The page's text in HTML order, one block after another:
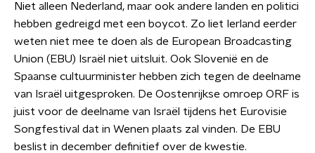
Niet alleen Nederland, maar ook andere landen en politici
hebben gedreigd met een boycot. Zo liet Ierland eerder
weten niet mee te doen als de European Broadcasting
Union (EBU) Israël niet uitsluit. Ook Slovenië en de
Spaanse cultuurminister hebben zich tegen de deelname
van Israël uitgesproken. De Oostenrijkse omroep ORF is
juist voor de deelname van Israël tijdens het Eurovisie
Songfestival dat in Wenen plaats zal vinden. De EBU
beslist in december definitief over de kwestie.